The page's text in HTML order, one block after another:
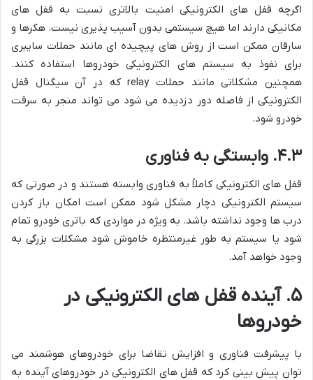
اگرچه قفل های الکترونیکی امنیت بالاتری نسبت به قفل های
مکانیکی دارند اما هیچ سیستمی بدون آسیب پذیری نیست. هکرها و
سارقان ممکن است از روش های پیچیده ای مانند حملات سایبری
برای نفوذ به سیستم های الکترونیکی خودروها استفاده کنند.
همچنین مشکلاتی مانند حملات relay که در آن سیگنال قفل
الکترونیکی از فاصله دور دزدیده می شود می تواند منجر به سرقت
خودرو شود.
۴.۳. وابستگی به فناوری
قفل های الکترونیکی کاملاً به فناوری وابسته هستند و در صورتی که
سیستم الکترونیکی دچار مشکل شود ممکن است امکان باز کردن
درب ها وجود نداشته باشد. به ویژه در مواردی که باتری خودرو تمام
شود یا سیستم به طور غیرمنتظره خاموش شود مشکلات بزرگی به
وجود خواهد آمد.
۵. آینده قفل های الکترونیکی در
خودروها
با پیشرفت فناوری و افزایش تقاضا برای خودروهای هوشمند می
توان پیش بینی کرد که قفل های الکترونیکی در خودروهای آینده به